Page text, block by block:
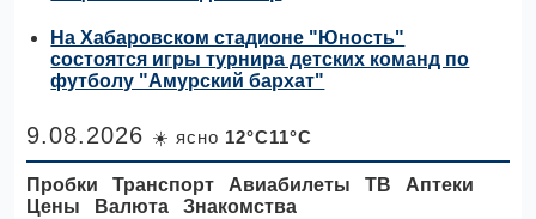
На Хабаровском стадионе "Юность"
состоятся игры турнира детских команд по
футболу "Амурский бархат"
9.08.2026 ☀️ ясно 12°C11°C
Пробки Транспорт Авиабилеты ТВ
Аптеки
Цены
Валюта Знакомства